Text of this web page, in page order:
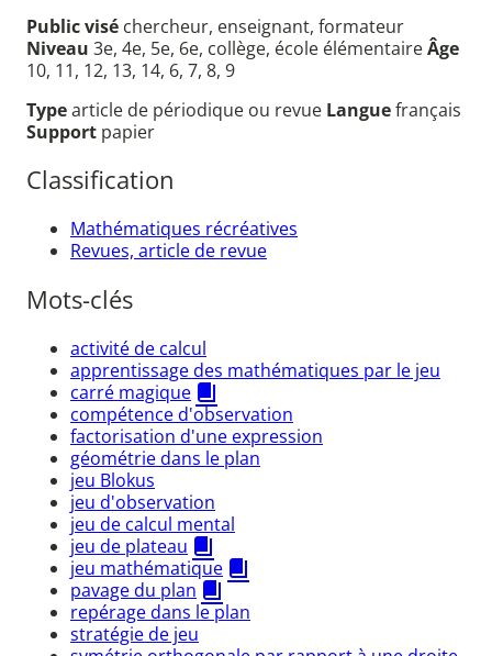
Public visé chercheur, enseignant, formateur
Niveau 3e, 4e, 5e, 6e, collège, école élémentaireÂge
10, 11, 12, 13, 14, 6, 7, 8, 9
Typearticle de périodique ou revue Languefrançais
Support papier
Classification
Mathématiques récréatives
Revues, article de revue
Mots-clés
activité de calcul
apprentissage des mathématiques par le jeu
carré magique
compétence d'observation
factorisation d'une expression
géométrie dans le plan
jeu Blokus
jeu d'observation
jeu de calcul mental
jeu de plateau
jeu mathématique
pavage du plan
repérage dans le plan
stratégie de jeu